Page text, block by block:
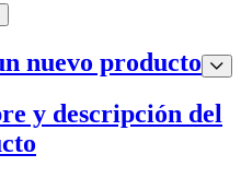
nuevo producto
y descripción del